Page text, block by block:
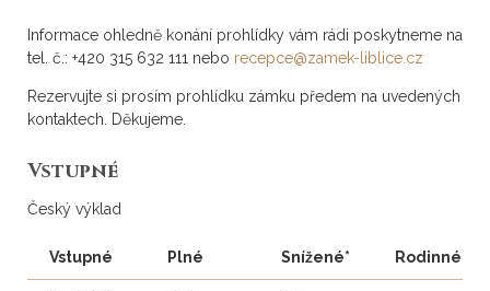
Informace ohledně konání prohlídky vám rádi poskytneme na
tel. č.: +420 315 632 111 nebo recepce@zamek-liblice.cz
Rezervujte si prosím prohlídku zámku předem na uvedených
kontaktech. Děkujeme.
Vstupné
Český výklad
Vstupné Plné Snížené* Rodinné